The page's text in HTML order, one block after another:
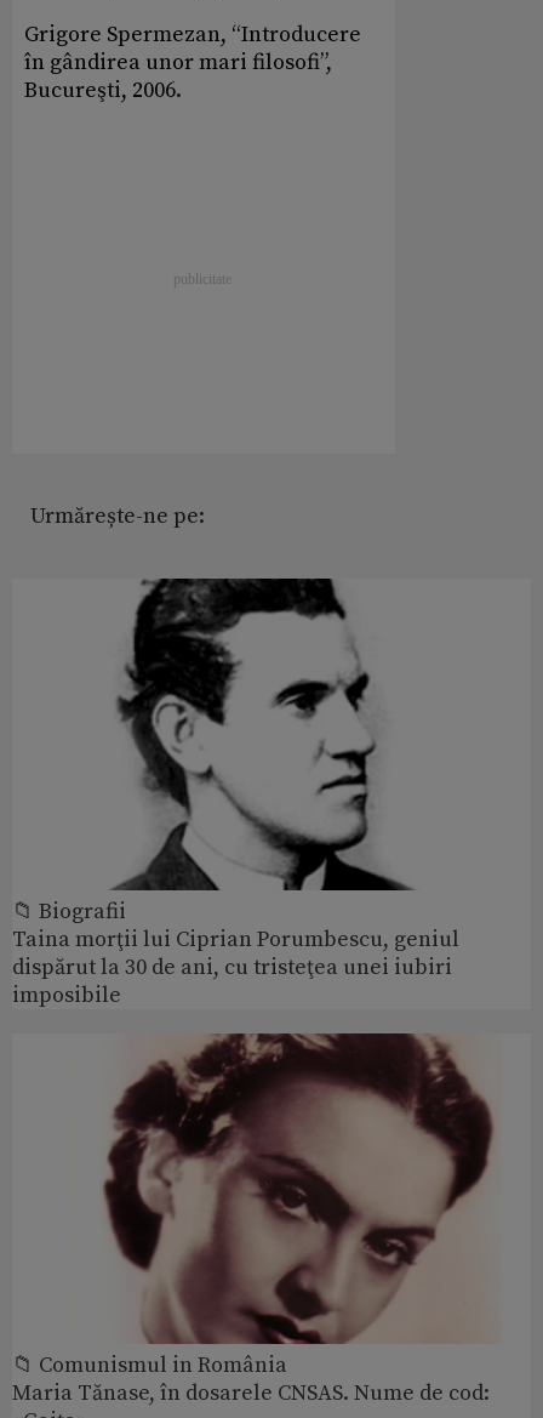
Grigore Spermezan, “Introducere
în gândirea unor mari filosofi”,
Bucureşti, 2006.
Urmărește-ne pe:
📁 Biografii
Taina morţii lui Ciprian Porumbescu, geniul
dispărut la 30 de ani, cu tristeţea unei iubiri
imposibile
📁 Comunismul in România
Maria Tănase, în dosarele CNSAS. Nume de cod: